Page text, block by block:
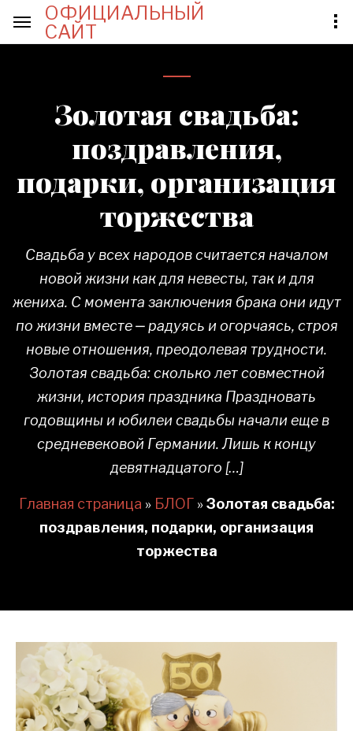
ОФИЦИАЛЬНЫЙ
САЙТ
Золотая свадьба:
поздравления,
подарки, организация
торжества
Свадьба у всех народов считается началом
новой жизни как для невесты, так и для
жениха. С момента заключения брака они идут
по жизни вместе ‒ радуясь и огорчаясь, строя
новые отношения, преодолевая трудности.
Золотая свадьба: сколько лет совместной
жизни, история праздника Праздновать
годовщины и юбилеи свадьбы начали еще в
средневековой Германии. Лишь к концу
девятнадцатого […]
Главная страница » БЛОГ»Золотая свадьба:
поздравления, подарки, организация
торжества